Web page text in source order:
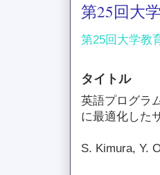
第25回大
第25回大学教
タイトル
英語プログラ
に最適化した
S. Kimura, Y.